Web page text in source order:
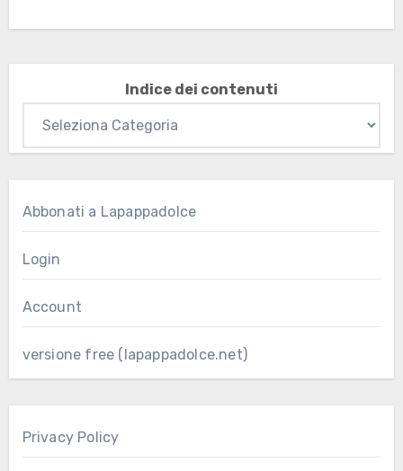
Indice dei contenuti
Abbonati a Lapappadolce
Login
Account
versione free (lapappadolce.net)
Privacy Policy